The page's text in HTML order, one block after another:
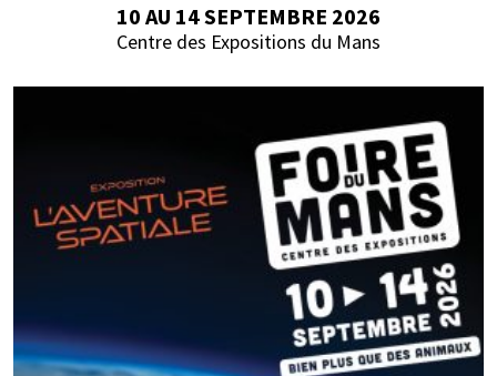
10 AU 14 SEPTEMBRE 2026
Centre des Expositions du Mans